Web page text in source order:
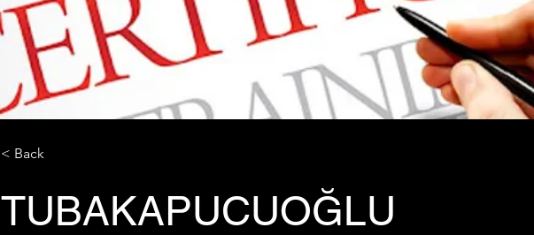
< Back
TUBAKAPUCUOĞLU